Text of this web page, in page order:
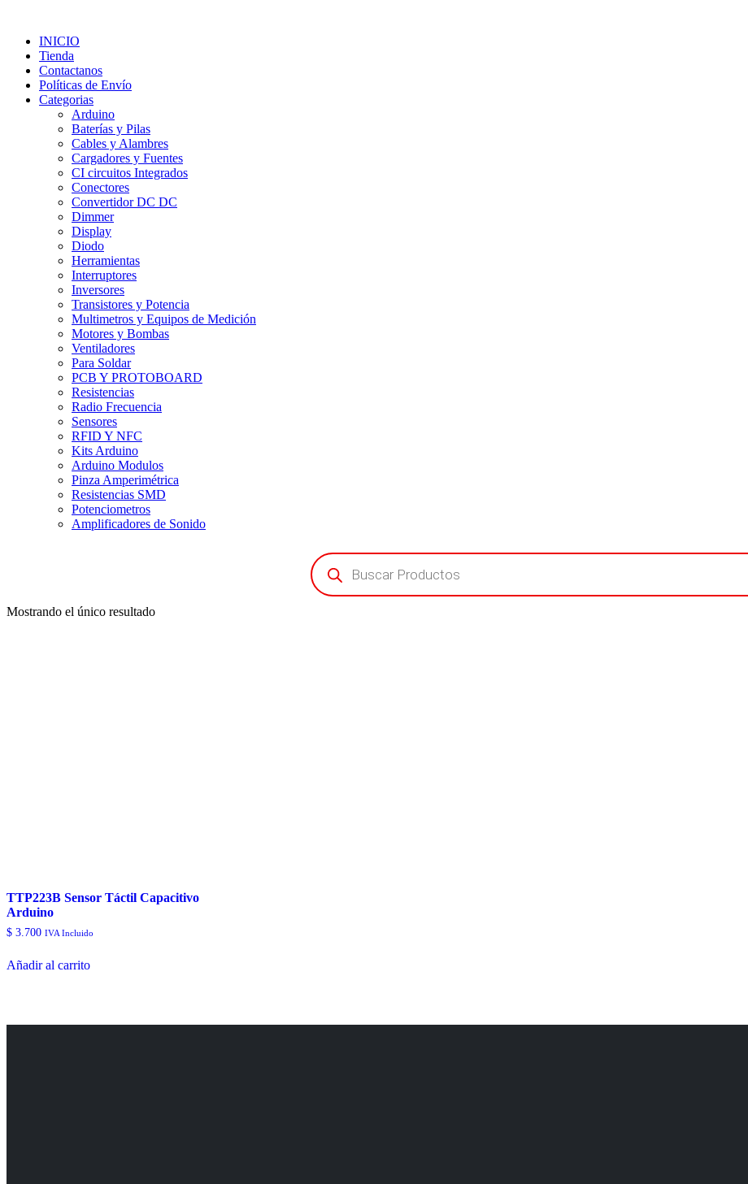
INICIO
Tienda
Contactanos
Políticas de Envío
Categorias
Arduino
Baterías y Pilas
Cables y Alambres
Cargadores y Fuentes
CI circuitos Integrados
Conectores
Convertidor DC DC
Dimmer
Display
Diodo
Herramientas
Interruptores
Inversores
Transistores y Potencia
Multimetros y Equipos de Medición
Motores y Bombas
Ventiladores
Para Soldar
PCB Y PROTOBOARD
Resistencias
Radio Frecuencia
Sensores
RFID Y NFC
Kits Arduino
Arduino Modulos
Pinza Amperimétrica
Resistencias SMD
Potenciometros
Amplificadores de Sonido
Búsqueda
de
productos
Mostrando el único resultado
TTP223B Sensor Táctil Capacitivo
Arduino
$ 3.700 IVA Incluido
Añadir al carrito